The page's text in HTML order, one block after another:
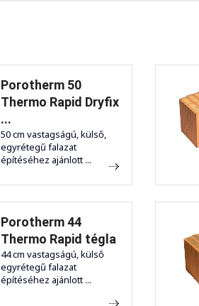
Porotherm 50
Thermo Rapid Dryfix
...
50 cm vastagságú, külső,
egyrétegű falazat
építéséhez ajánlott ...
Porotherm 44
Thermo Rapid tégla
44 cm vastagságú, külső
egyrétegű falazat
építéséhez ajánlott ...